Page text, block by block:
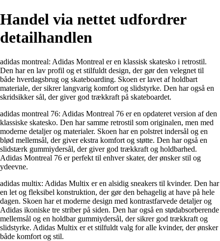
Handel via nettet udfordrer
detailhandlen
adidas montreal: Adidas Montreal er en klassisk skatesko i retrostil.
Den har en lav profil og et stilfuldt design, der gør den velegnet til
både hverdagsbrug og skateboarding. Skoen er lavet af holdbart
materiale, der sikrer langvarig komfort og slidstyrke. Den har også en
skridsikker sål, der giver god trækkraft på skateboardet.
adidas montreal 76: Adidas Montreal 76 er en opdateret version af den
klassiske skatesko. Den har samme retrostil som originalen, men med
moderne detaljer og materialer. Skoen har en polstret indersål og en
blød mellemsål, der giver ekstra komfort og støtte. Den har også en
slidstærk gummiydersål, der giver god trækkraft og holdbarhed.
Adidas Montreal 76 er perfekt til enhver skater, der ønsker stil og
ydeevne.
adidas multix: Adidas Multix er en alsidig sneakers til kvinder. Den har
en let og fleksibel konstruktion, der gør den behagelig at have på hele
dagen. Skoen har et moderne design med kontrastfarvede detaljer og
Adidas ikoniske tre striber på siden. Den har også en stødabsorberende
mellemsål og en holdbar gummiydersål, der sikrer god trækkraft og
slidstyrke. Adidas Multix er et stilfuldt valg for alle kvinder, der ønsker
både komfort og stil.